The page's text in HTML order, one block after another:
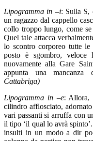
Lipogramma in –i: Sulla S,
un ragazzo dal cappello
collo troppo lungo, come se
Quel tale attacca
lo scontro corporeo tutte
posto è sgombro, veloce
nuovamente alla Gare
appunta una
Cattabriga)
Lipogramma in –e: Allora,
cilindro afflosciato,
vari passanti si arruffa con
il tipo ‘il qual lo avrà
insulti in un modo a dir